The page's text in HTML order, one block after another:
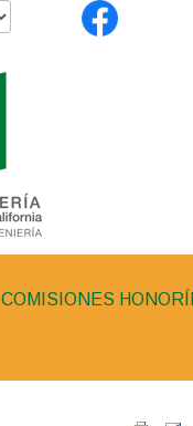
COMISIONES